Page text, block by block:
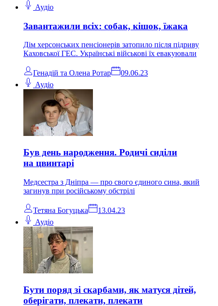
Аудіо
Завантажили всіх: собак, кішок, їжака
Дім херсонських пенсіонерів затопило після підриву
Каховської ГЕС. Українські військові їх евакуювали
Генадій та Олена Ротар
09.06.23
Аудіо
Був день народження. Родичі сиділи
на цвинтарі
Медсестра з Дніпра — про свого єдиного сина, який
загинув при російському обстрілі
Тетяна Богуцька
13.04.23
Аудіо
Бути поряд зі скарбами, як матуся дітей,
оберігати, плекати, плекати